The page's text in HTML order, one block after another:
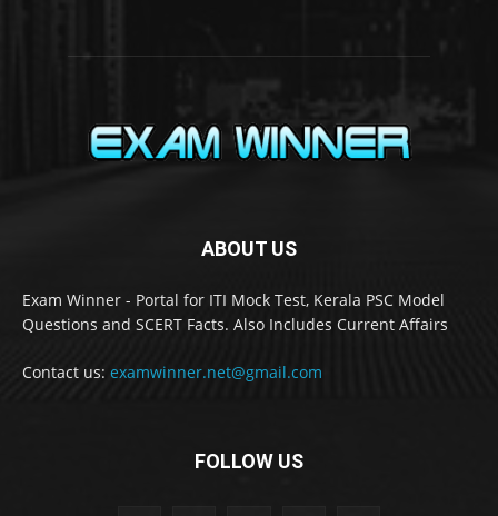
ABOUT US
Exam Winner - Portal for ITI Mock Test, Kerala PSC Model
Questions and SCERT Facts. Also Includes Current Affairs
Contact us: examwinner.net@gmail.com
FOLLOW US